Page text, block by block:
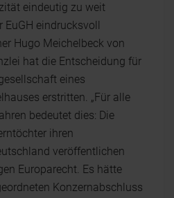
eindeutig zu weit
EuGH eindrucksvoll
Hugo Meichelbeck von
hat die Entscheidung für
eines
erstritten. „Für alle
bedeutet dies: Die
ihren
veröffentlichen
Europarecht. Es hätte
Konzernabschluss